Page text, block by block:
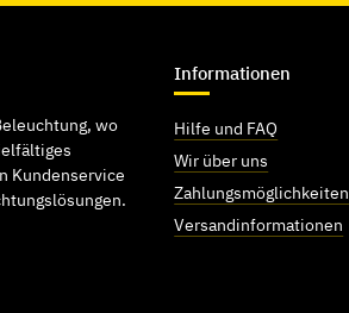
wo
Kundenservice
Informationen
Hilfe und FAQ
Wir über uns
Zahlungsmöglichkeiten
Versandinformationen